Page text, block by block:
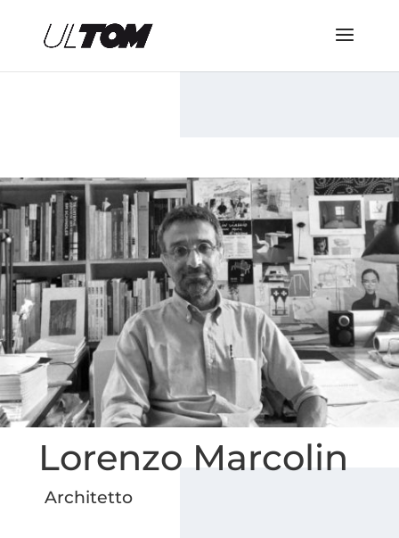
Lorenzo Marcolin
Architetto